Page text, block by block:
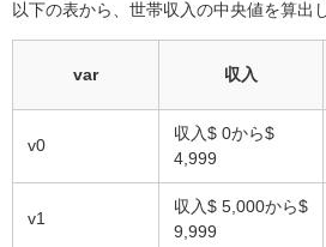
以下の表から、世帯収入の中央値を算出
var 収入
v0
収入$ 0から$
4,999
v1
収入$ 5,000から$
9,999